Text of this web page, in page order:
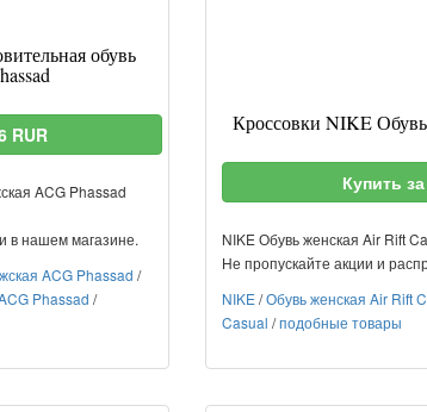
обувь
RUR
ACG Phassad
в нашем магазине.
ACG Phassad /
Phassad /
Кроссовки NIKE
Купить
NIKE Обувь женская Air Rift
Не пропускайте акции и
NIKE /Обувь женская Air Rift
Casual /подобные товары